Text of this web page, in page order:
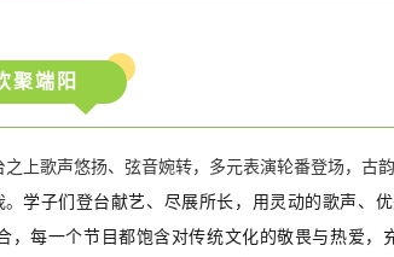
聚端阳
上歌声悠扬、弦音婉转，多元表演轮番登场，古
学子们登台献艺、尽展所长，用灵动的歌声、
每一个节目都饱含对传统文化的敬畏与热爱，